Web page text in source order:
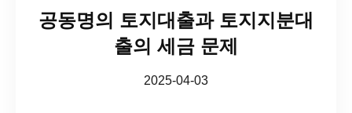
공동명의 토지대출과 토지지분대
출의 세금 문제
2025-04-03